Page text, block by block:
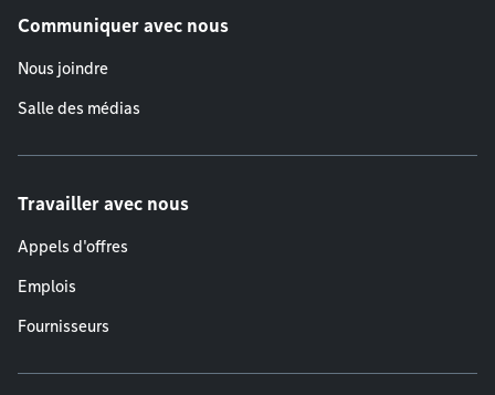
Communiquer avec nous
Nous joindre
Salle des médias
Travailler avec nous
Appels d'offres
Emplois
Fournisseurs